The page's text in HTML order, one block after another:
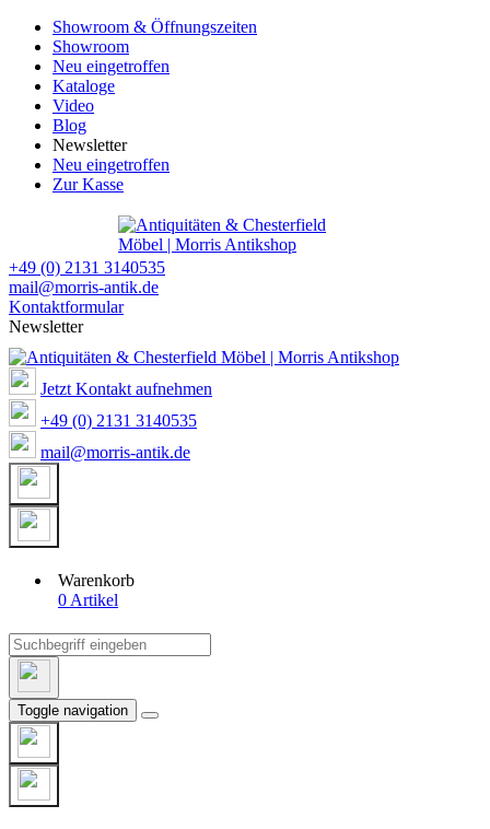
Showroom & Öffnungszeiten
Showroom
Neu eingetroffen
Kataloge
Video
Blog
Newsletter
Neu eingetroffen
Zur Kasse
+49 (0) 2131 3140535
mail@morris-antik.de
Kontaktformular
Newsletter
Jetzt Kontakt aufnehmen
+49 (0) 2131 3140535
mail@morris-antik.de
Warenkorb
0 Artikel
Toggle navigation